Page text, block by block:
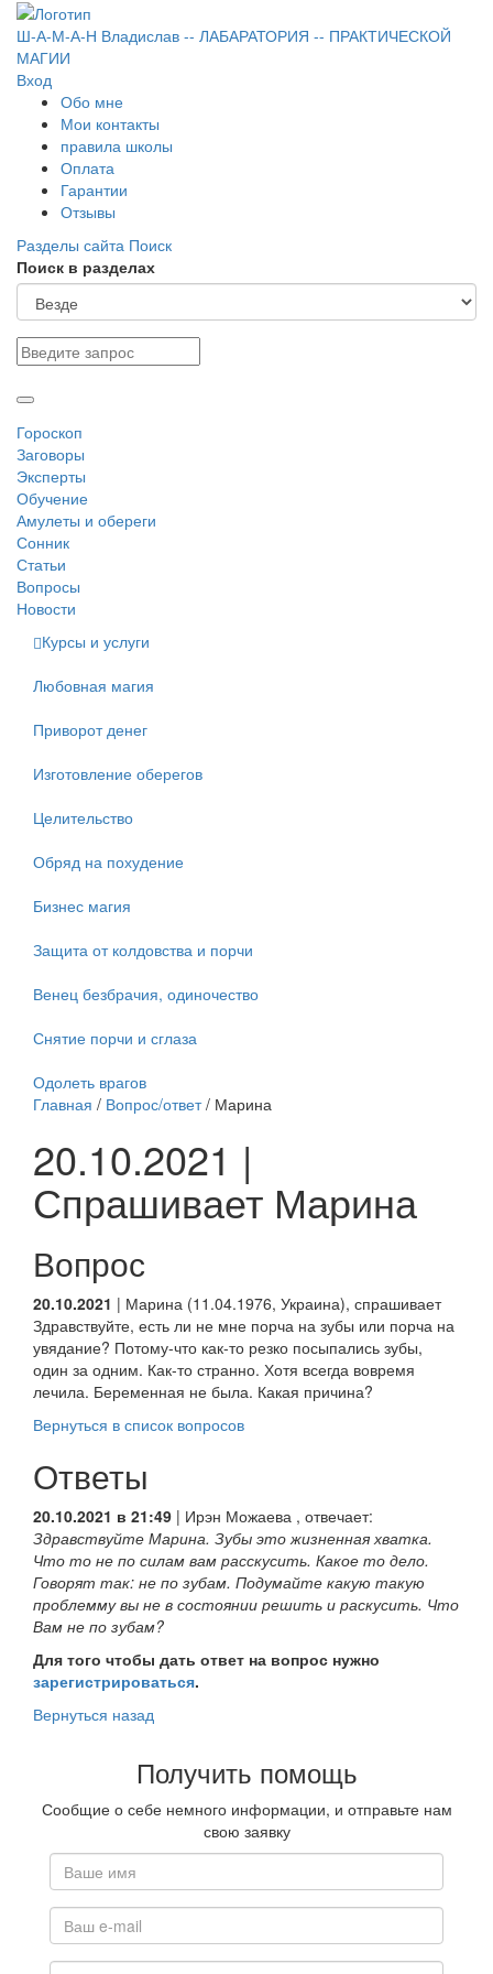
Ш-А-М-А-Н Владислав -- ЛАБАРАТОРИЯ -- ПРАКТИЧЕСКОЙ
МАГИИ
Вход
Обо мне
Мои контакты
правила школы
Оплата
Гарантии
Отзывы
Разделы сайта Поиск
Поиск в разделах
Гороскоп
Заговоры
Эксперты
Обучение
Амулеты и обереги
Сонник
Статьи
Вопросы
Новости
Курсы и услуги
Любовная магия
Приворот денег
Изготовление оберегов
Целительство
Обряд на похудение
Бизнес магия
Защита от колдовства и порчи
Венец безбрачия, одиночество
Снятие порчи и сглаза
Одолеть врагов
Главная / Вопрос/ответ/ Марина
20.10.2021 |
Спрашивает Марина
Вопрос
20.10.2021 | Марина (11.04.1976, Украина), спрашивает
Здравствуйте, есть ли не мне порча на зубы или порча на
увядание? Потому-что как-то резко посыпались зубы,
один за одним. Как-то странно. Хотя всегда вовремя
лечила. Беременная не была. Какая причина?
Вернуться в список вопросов
Ответы
20.10.2021 в 21:49 | Ирэн Можаева , отвечает:
Здравствуйте Марина. Зубы это жизненная хватка.
Что то не по силам вам расскусить. Какое то дело.
Говорят так: не по зубам. Подумайте какую такую
проблемму вы не в состоянии решить и раскусить. Что
Вам не по зубам?
Для того чтобы дать ответ на вопрос нужно
зарегистрироваться.
Вернуться назад
Получить помощь
Сообщие о себе немного информации, и отправьте нам
свою заявку